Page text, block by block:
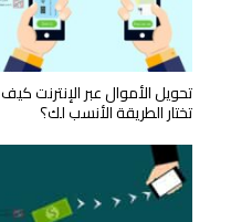
تحويل الأموال عبر الإنترنت كيف
تختار الطريقة الأنسب لك؟